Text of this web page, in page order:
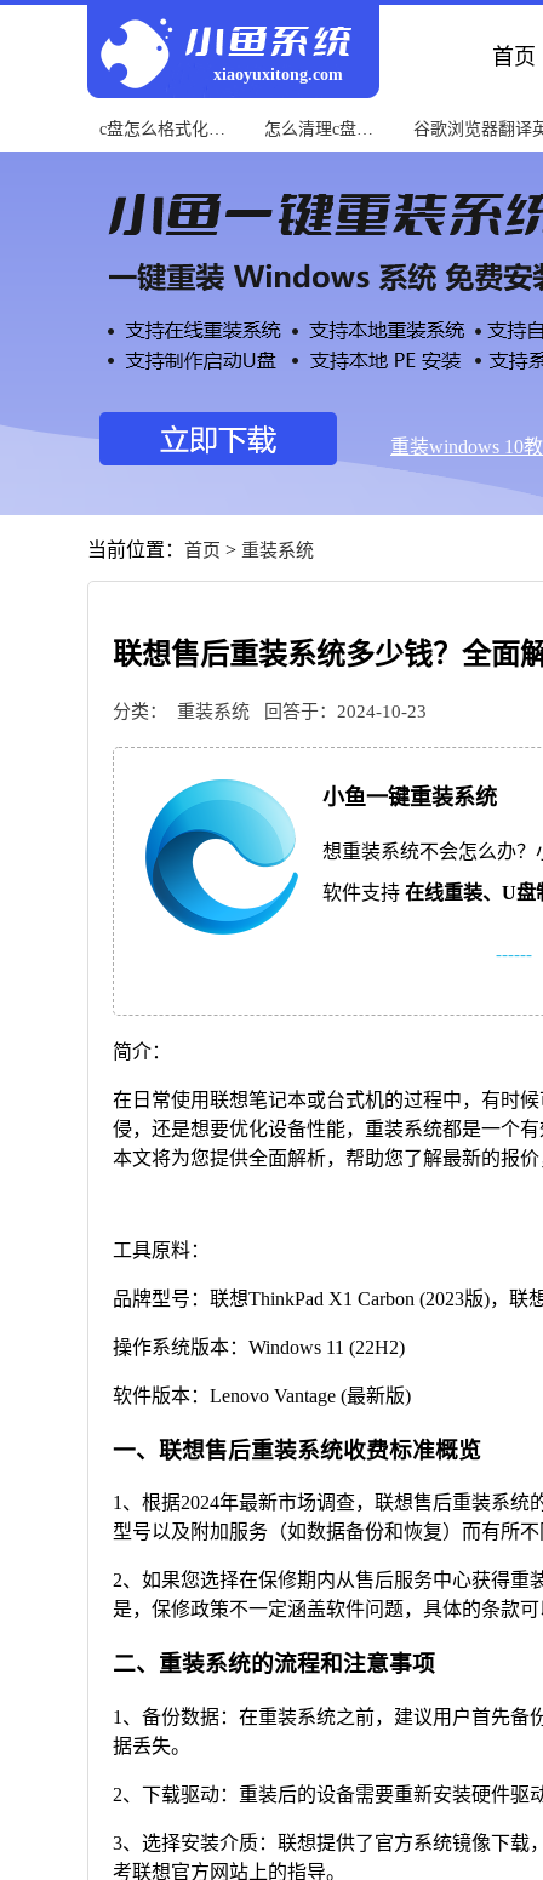
xiaoyuxitong.com
首页
c盘怎么格式化教
程
怎么清理c盘教
程
谷歌浏览器翻译
程
重装windows 10
当前位置： 首页 > 重装系统
联想售后重装系统多少钱？全面
分类： 重装系统 回答于：2024-10-23
小鱼一键重装系统
想重装系统不会怎么办
软件支持 在线重装、 U盘
------
简介：
在日常使用联想笔记本或台式机的过程中，有时
侵，还是想要优化设备性能，重装系统都是一个
本文将为您提供全面解析，帮助您了解最新的报
工具原料：
品牌型号：联想ThinkPad X1 Carbon (2023版)，联
操作系统版本：Windows 11 (22H2)
软件版本：Lenovo Vantage (最新版)
一、联想售后重装系统收费标准概览
1、根据2024年最新市场调查，联想售后重装系
型号以及附加服务（如数据备份和恢复）而有所
2、如果您选择在保修期内从售后服务中心获得
是，保修政策不一定涵盖软件问题，具体的条款
二、重装系统的流程和注意事项
1、备份数据：在重装系统之前，建议用户首先
据丢失。
2、下载驱动：重装后的设备需要重新安装硬件
3、选择安装介质：联想提供了官方系统镜像下
考联想官方网站上的指导。